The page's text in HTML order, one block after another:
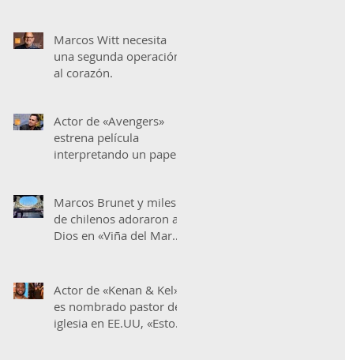
Marcos Witt necesita
una segunda operación
al corazón.
Actor de «Avengers»
estrena película
interpretando un papel
Marcos Brunet y miles
de chilenos adoraron a
Dios en «Viña del Mar»
Actor de «Kenan & Kel»
es nombrado pastor de
iglesia en EE.UU, «Estoy